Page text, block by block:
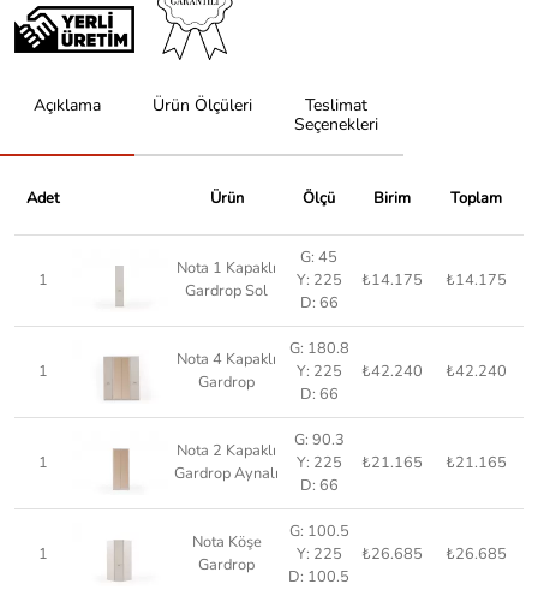
Açıklama Ürün Ölçüleri
Teslimat
Seçenekleri
Adet Ürün Ölçü Birim Toplam
1
Nota 1 Kapaklı
Gardrop Sol
G: 45
Y: 225
D: 66
₺14.175 ₺14.175
1
Nota 4 Kapaklı
Gardrop
G: 180.8
Y: 225
D: 66
₺42.240 ₺42.240
1
Nota 2 Kapaklı
Gardrop Aynalı
G: 90.3
Y: 225
D: 66
₺21.165 ₺21.165
1
Nota Köşe
Gardrop
G: 100.5
Y: 225
D: 100.5
₺26.685 ₺26.685